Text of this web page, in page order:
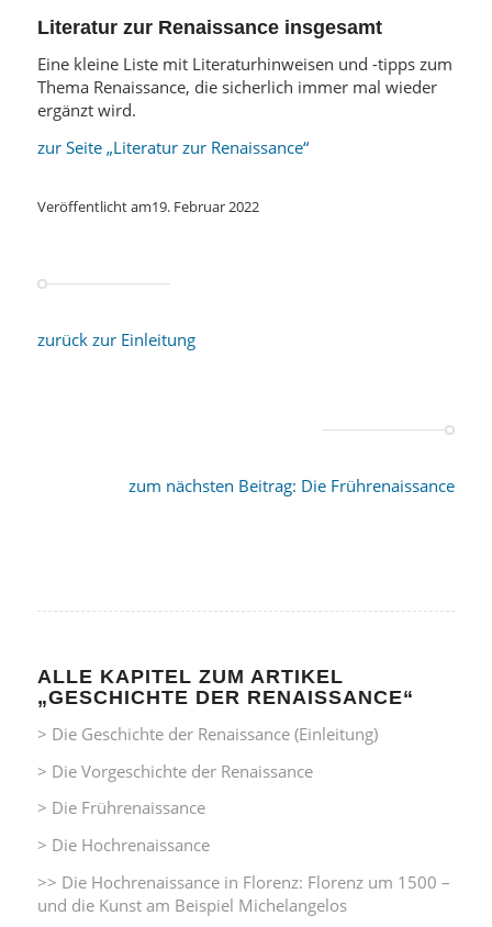
Literatur zur Renaissance insgesamt
Eine kleine Liste mit Literaturhinweisen und -tipps zum
Thema Renaissance, die sicherlich immer mal wieder
ergänzt wird.
zur Seite „Literatur zur Renaissance“
Veröffentlicht am19. Februar 2022
zurück zur Einleitung
zum nächsten Beitrag: Die Frührenaissance
ALLE KAPITEL ZUM ARTIKEL
„GESCHICHTE DER RENAISSANCE“
> Die Geschichte der Renaissance (Einleitung)
> Die Vorgeschichte der Renaissance
> Die Frührenaissance
> Die Hochrenaissance
>> Die Hochrenaissance in Florenz: Florenz um 1500 –
und die Kunst am Beispiel Michelangelos